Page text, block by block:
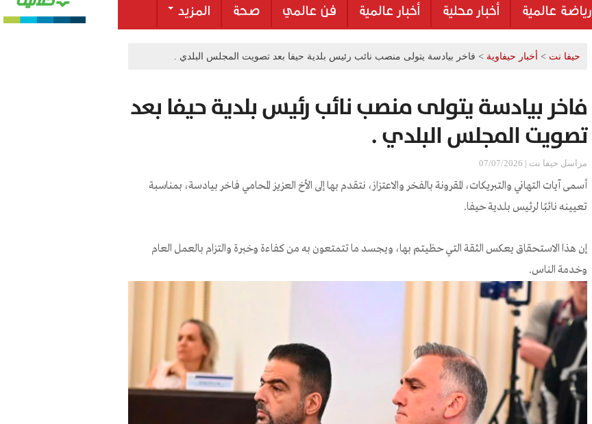
رياضة عالمية أخبار محلية أخبار عالمية فن عالمي صحة المزيد
حيفا نت > أخبار حيفاوية > فاخر بيادسة يتولى منصب نائب رئيس بلدية حيفا بعد تصويت المجلس البلدي .
فاخر بيادسة يتولى منصب نائب رئيس بلدية حيفا بعد
تصويت المجلس البلدي .
مراسل حيفا نت | 07/07/2026
أسمى آيات التهاني والتبريكات، المقرونة بالفخر والاعتزاز، نتقدم بها إلى الأخ العزيز المحامي فاخر بيادسة، بمناسبة
تعيينه نائبًا لرئيس بلدية حيفا.
إن هذا الاستحقاق يعكس الثقة التي حظيتم بها، ويجسد ما تتمتعون به من كفاءة وخبرة والتزام بالعمل العام
وخدمة الناس.